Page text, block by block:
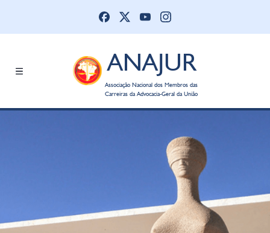
ANAJUR
Associação Nacional dos Membros das
Carreiras da Advocacia-Geral da União